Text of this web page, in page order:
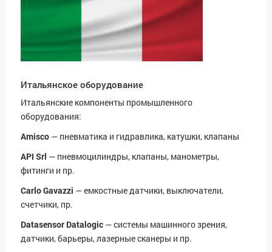
Итальянское оборудование
Итальянские компоненты промышленного
оборудования:
Amisco — пневматика и гидравлика, катушки, клапаны
API Srl — пневмоцилиндры, клапаны, манометры,
фитинги и пр.
Carlo Gavazzi — емкостные датчики, выключатели,
счетчики, пр.
Datasensor Datalogic — системы машинного зрения,
датчики, барьеры, лазерные сканеры и пр.